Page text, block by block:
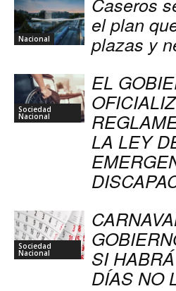
Nacional
el plan
plazas y
Sociedad
Nacional
EL
LA LEY
Sociedad
Nacional
SI
DÍAS NO